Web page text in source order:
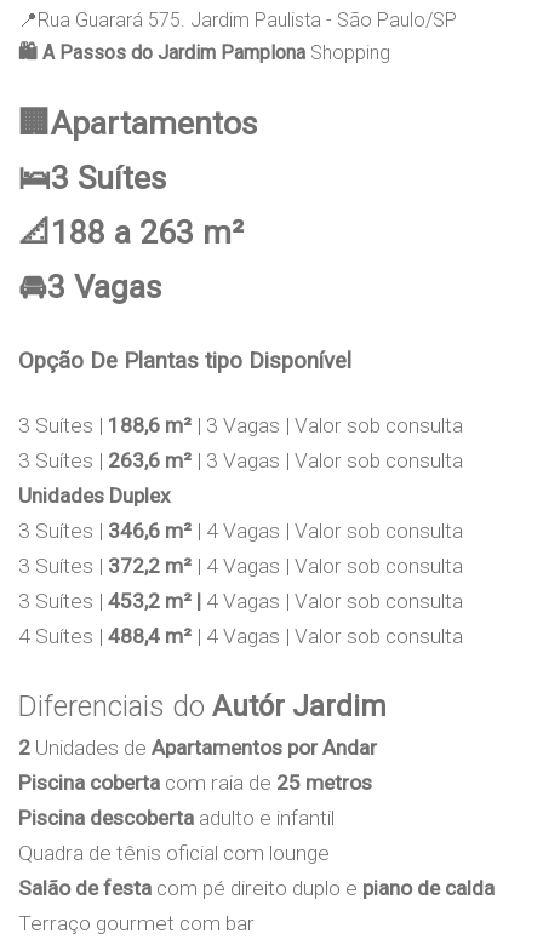
📍Rua Guarará 575. Jardim Paulista - São Paulo/SP
🛍️ A Passos do Jardim Pamplona Shopping
🏢Apartamentos
🛌3 Suítes
📐188 a 263 m²
🚘3 Vagas
Opção De Plantas tipo Disponível
3 Suítes | 188,6 m² | 3 Vagas | Valor sob consulta
3 Suítes | 263,6 m² | 3 Vagas | Valor sob consulta
Unidades Duplex
3 Suítes | 346,6 m² | 4 Vagas | Valor sob consulta
3 Suítes | 372,2 m² | 4 Vagas | Valor sob consulta
3 Suítes | 453,2 m² | 4 Vagas | Valor sob consulta
4 Suítes | 488,4 m² | 4 Vagas | Valor sob consulta
Diferenciais do Autór Jardim
2 Unidades de Apartamentos por Andar
Piscina coberta com raia de 25 metros
Piscina descoberta adulto e infantil
Quadra de tênis oficial com lounge
Salão de festa com pé direito duplo e piano de calda
Terraço gourmet com bar